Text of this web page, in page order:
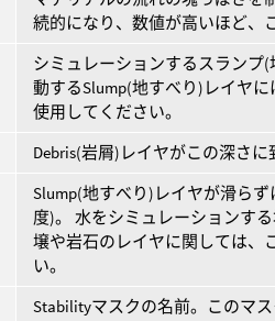
続的になり、数値が高いほど、
シミュレーションするスランプ
動するSlump(地すべり)レイヤ
使用してください。
Debris(岩屑)レイヤがこの深さに
Slump(地すべり)レイヤが滑ら
度)。 水をシミュレーションす
壌や岩石のレイヤに関しては、
い。
Stabilityマスクの名前。このマ